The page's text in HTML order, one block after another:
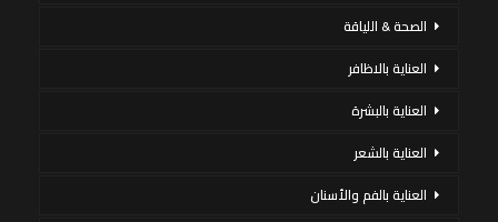
الصحة & اللياقة
العناية بالاظافر
العناية بالبشرة
العناية بالشعر
العناية بالفم والأسنان